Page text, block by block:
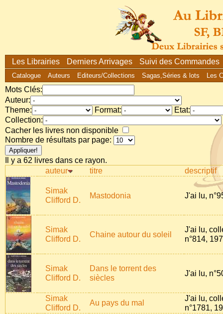
Les Librairies Derniers Arrivages Suivi des Commandes
Catalogue Auteurs Editeurs/Collections Sagas,Séries & lots Les
Mots Clés:
Auteur:
Theme:
Format:
Etat:
Collection:
Cacher les livres non disponible
Nombre de résultats par page:
Il y a 62 livres dans ce rayon.
auteur
titre descriptif
Simak
Clifford D.
Mastodonia J'ai lu,
Simak
Clifford D.
Chaine autour du soleil
J'ai lu,
n°814,
Simak
Clifford D.
Dans le torrent des
siècles
J'ai lu,
Simak
Clifford D.
Au pays du mal
J'ai lu,
n°1781,